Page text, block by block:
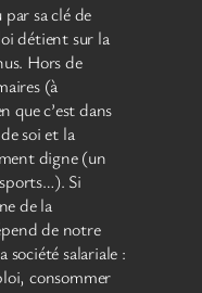
sa clé de
détient sur la
Hors de
(à
que c’est dans
soi et la
digne (un
Si
de la
de notre
salariale :
consommer